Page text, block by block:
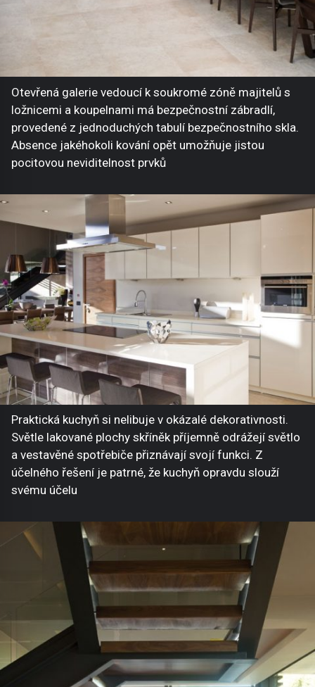
Otevřená galerie vedoucí k soukromé zóně majitelů s
ložnicemi a koupelnami má bezpečnostní zábradlí,
provedené z jednoduchých tabulí bezpečnostního skla.
Absence jakéhokoli kování opět umožňuje jistou
pocitovou neviditelnost prvků
Praktická kuchyň si nelibuje v okázalé dekorativnosti.
Světle lakované plochy skříněk příjemně odrážejí světlo
a vestavěné spotřebiče přiznávají svojí funkci. Z
účelného řešení je patrné, že kuchyň opravdu slouží
svému účelu